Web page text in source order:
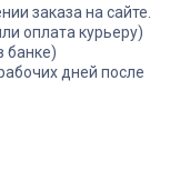
заказа на сайте.
оплата курьеру)
банке)
дней после